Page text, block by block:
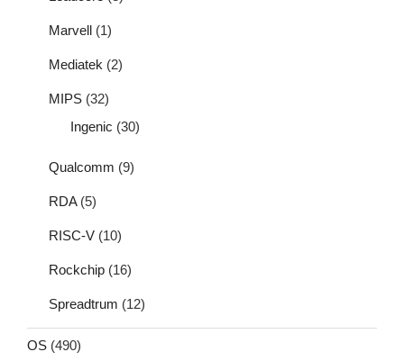
Marvell (1)
Mediatek (2)
MIPS (32)
Ingenic (30)
Qualcomm (9)
RDA(5)
RISC-V (10)
Rockchip (16)
Spreadtrum (12)
OS (490)